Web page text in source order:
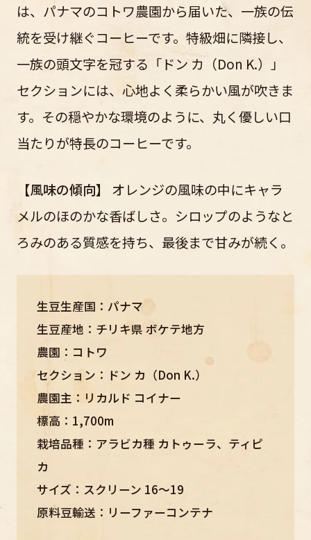
は、パナマのコトワ農園から届いた、一族の伝
統を受け継ぐコーヒーです。特級畑に隣接し、
一族の頭文字を冠する「ドン カ（Don K.）」
セクションには、心地よく柔らかい風が吹きま
す。その穏やかな環境のように、丸く優しい口
当たりが特長のコーヒーです。
【風味の傾向】
オレンジの風味の中にキャラ
メルのほのかな香ばしさ。シロップのようなと
ろみのある質感を持ち、最後まで甘みが続く。
生豆生産国：パナマ
生豆産地：チリキ県 ボケテ地方
農園：コトワ
セクション：ドン カ（Don K.）
農園主：リカルド コイナー
標高：1,700m
栽培品種：アラビカ種 カトゥーラ、ティピ
カ
サイズ：スクリーン 16～19
原料豆輸送：リーファーコンテナ